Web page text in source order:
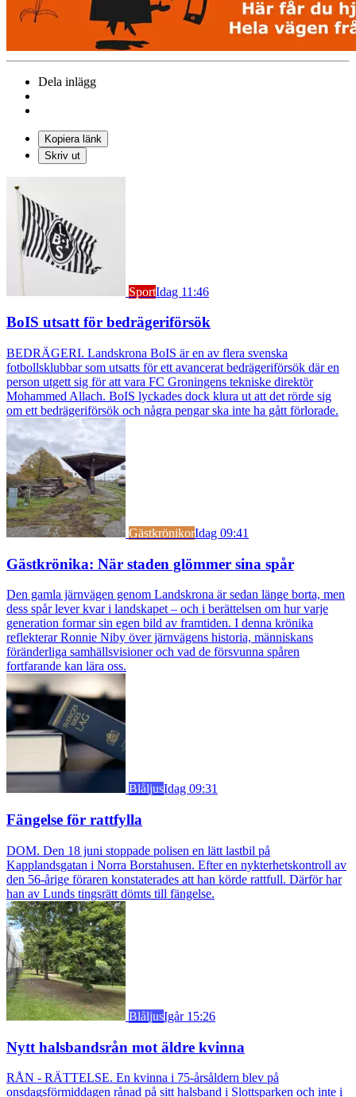
Dela inlägg
Kopiera länk
Skriv ut
SportIdag 11:46
BoIS utsatt för bedrägeriförsök
BEDRÄGERI. Landskrona BoIS är en av flera svenska
fotbollsklubbar som utsatts för ett avancerat bedrägeriförsök där en
person utgett sig för att vara FC Groningens tekniske direktör
Mohammed Allach. BoIS lyckades dock klura ut att det rörde sig
om ett bedrägeriförsök och några pengar ska inte ha gått förlorade.
GästkrönikorIdag 09:41
Gästkrönika: När staden glömmer sina spår
Den gamla järnvägen genom Landskrona är sedan länge borta, men
dess spår lever kvar i landskapet – och i berättelsen om hur varje
generation formar sin egen bild av framtiden. I denna krönika
reflekterar Ronnie Niby över järnvägens historia, människans
föränderliga samhällsvisioner och vad de försvunna spåren
fortfarande kan lära oss.
BlåljusIdag 09:31
Fängelse för rattfylla
DOM. Den 18 juni stoppade polisen en lätt lastbil på
Kapplandsgatan i Norra Borstahusen. Efter en nykterhetskontroll av
den 56-årige föraren konstaterades att han körde rattfull. Därför har
han av Lunds tingsrätt dömts till fängelse.
BlåljusIgår 15:26
Nytt halsbandsrån mot äldre kvinna
RÅN - RÄTTELSE. En kvinna i 75-årsåldern blev på
onsdagsförmiddagen rånad på sitt halsband i Slottsparken och inte i